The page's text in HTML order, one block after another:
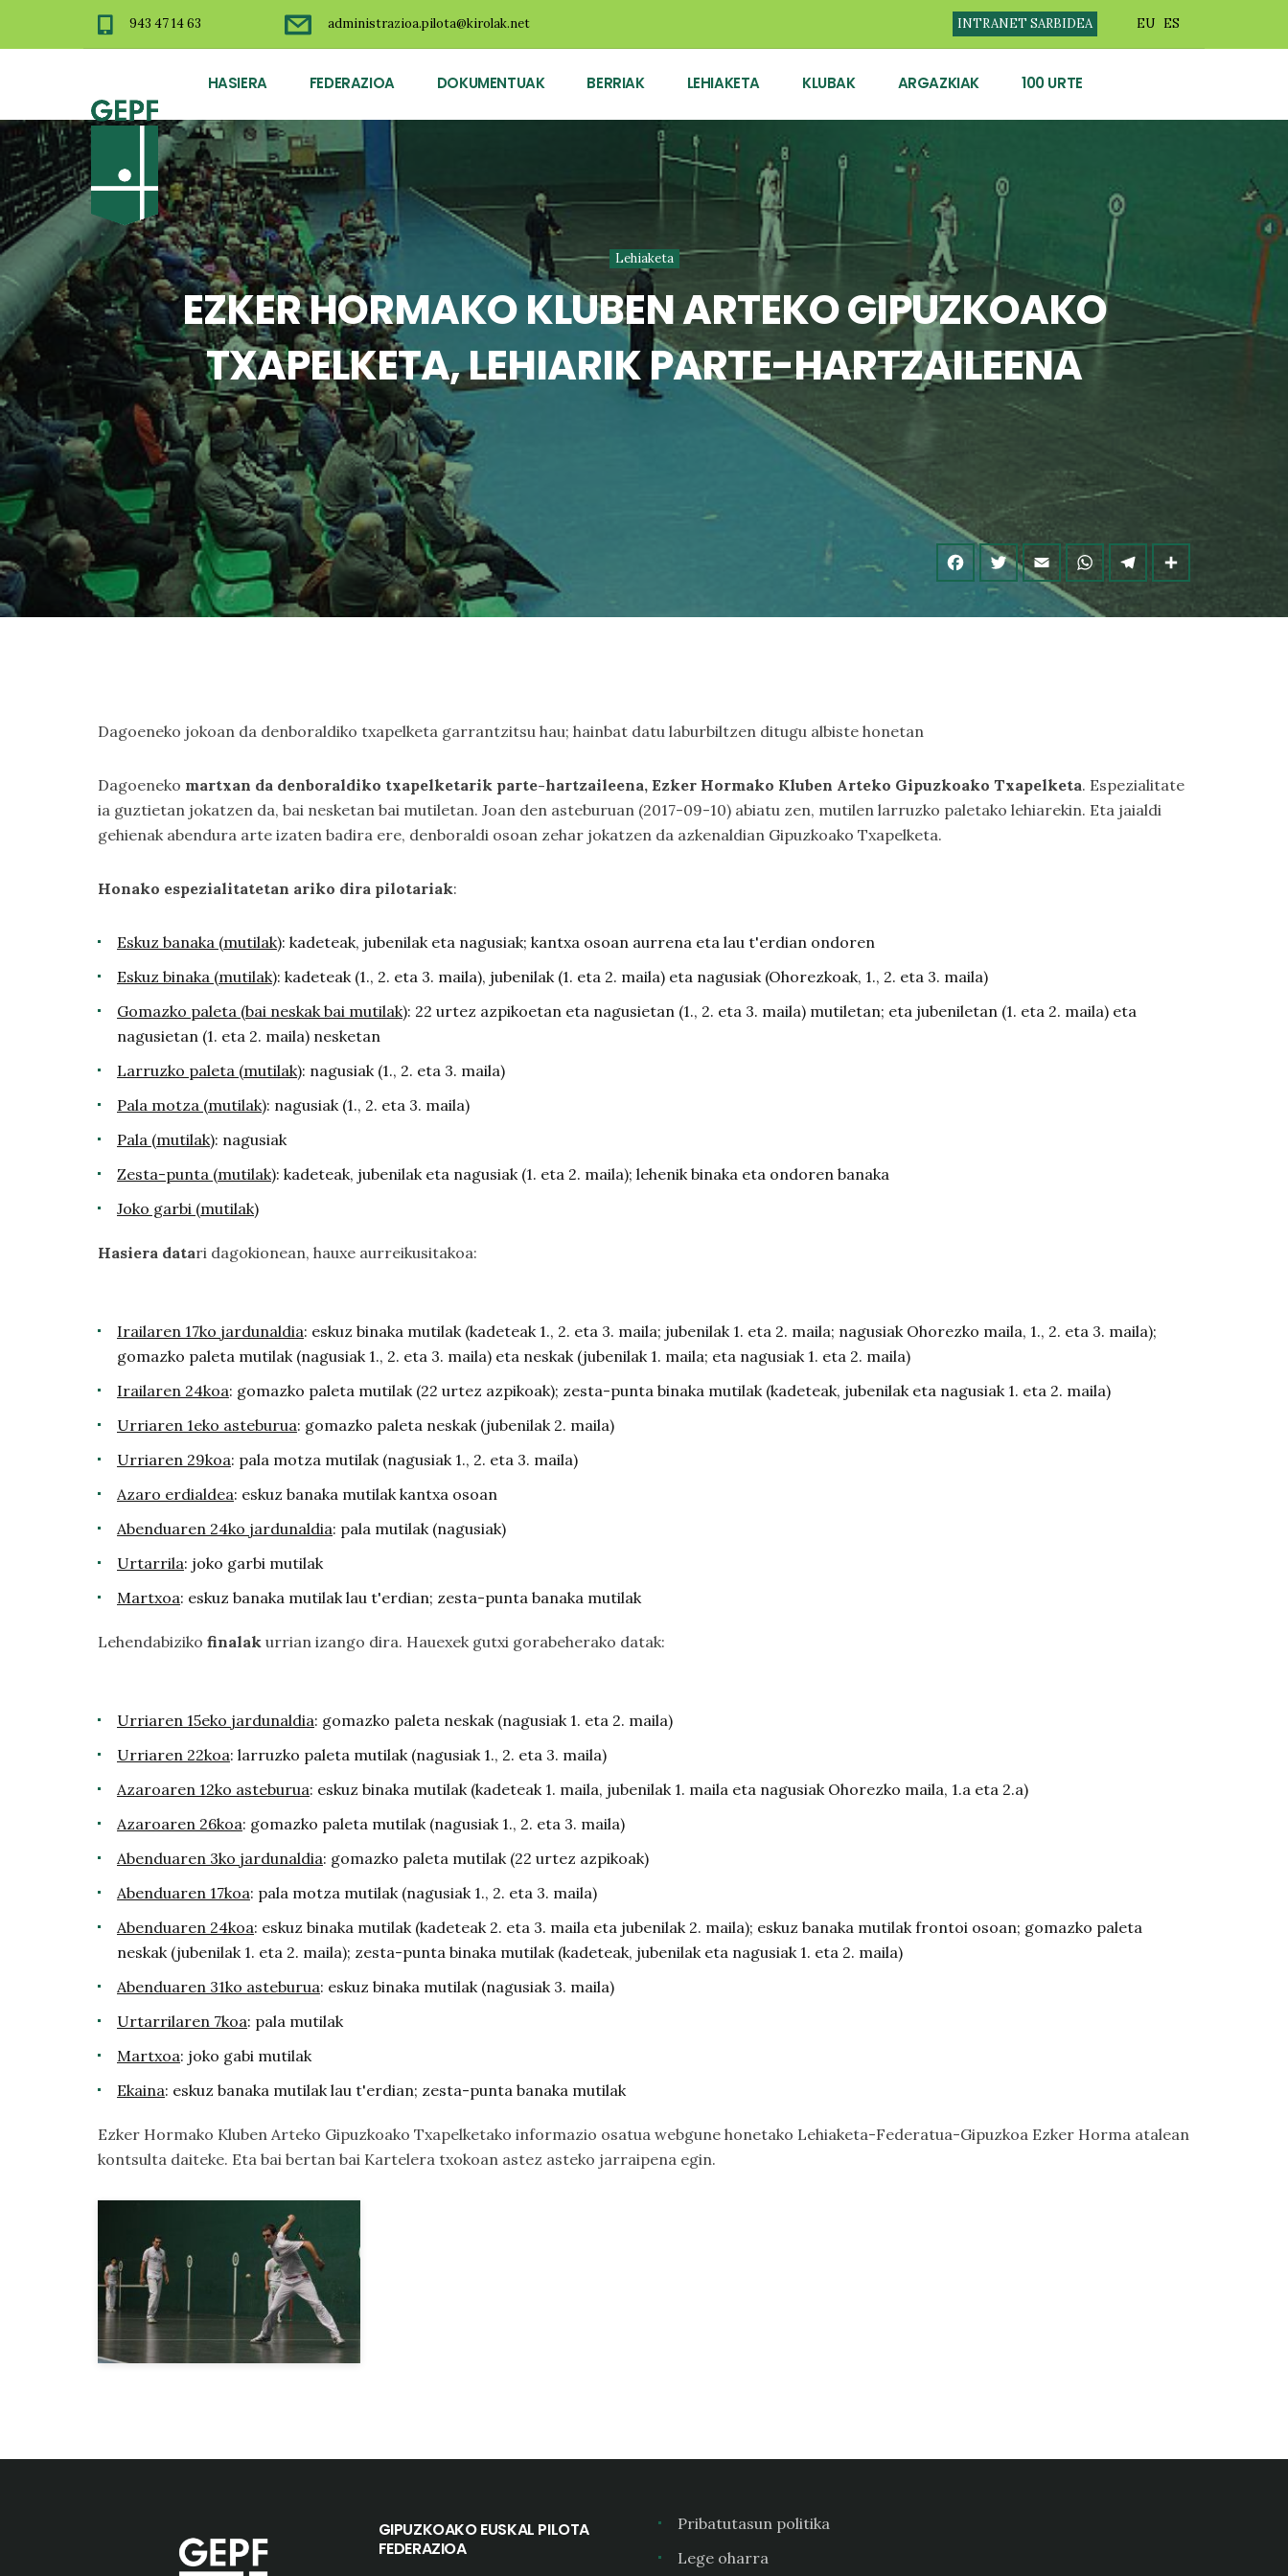
943 47 14 63 administrazioa.pilota@kirolak.net INTRANET SARBIDEA EU ES
HASIERA FEDERAZIOA DOKUMENTUAK BERRIAK LEHIAKETA KLUBAK ARGAZKIAK 100 URTE
Lehiaketa
EZKER HORMAKO KLUBEN ARTEKO GIPUZKOAKO
TXAPELKETA, LEHIARIK PARTE-HARTZAILEENA
Dagoeneko jokoan da denboraldiko txapelketa garrantzitsu hau; hainbat datu laburbiltzen ditugu albiste honetan
Dagoeneko martxan da denboraldiko txapelketarik parte-hartzaileena, Ezker Hormako Kluben Arteko Gipuzkoako Txapelketa. Espezialitate
ia guztietan jokatzen da, bai nesketan bai mutiletan. Joan den asteburuan (2017-09-10) abiatu zen, mutilen larruzko paletako lehiarekin. Eta jaialdi
gehienak abendura arte izaten badira ere, denboraldi osoan zehar jokatzen da azkenaldian Gipuzkoako Txapelketa.
Honako espezialitatetan ariko dira pilotariak:
Eskuz banaka (mutilak): kadeteak, jubenilak eta nagusiak; kantxa osoan aurrena eta lau t'erdian ondoren
Eskuz binaka (mutilak): kadeteak (1., 2. eta 3. maila), jubenilak (1. eta 2. maila) eta nagusiak (Ohorezkoak, 1., 2. eta 3. maila)
Gomazko paleta (bai neskak bai mutilak): 22 urtez azpikoetan eta nagusietan (1., 2. eta 3. maila) mutiletan; eta jubeniletan (1. eta 2. maila) eta
nagusietan (1. eta 2. maila) nesketan
Larruzko paleta (mutilak): nagusiak (1., 2. eta 3. maila)
Pala motza (mutilak): nagusiak (1., 2. eta 3. maila)
Pala (mutilak): nagusiak
Zesta-punta (mutilak): kadeteak, jubenilak eta nagusiak (1. eta 2. maila); lehenik binaka eta ondoren banaka
Joko garbi (mutilak)
Hasiera datari dagokionean, hauxe aurreikusitakoa:
Irailaren 17ko jardunaldia: eskuz binaka mutilak (kadeteak 1., 2. eta 3. maila; jubenilak 1. eta 2. maila; nagusiak Ohorezko maila, 1., 2. eta 3. maila);
gomazko paleta mutilak (nagusiak 1., 2. eta 3. maila) eta neskak (jubenilak 1. maila; eta nagusiak 1. eta 2. maila)
Irailaren 24koa: gomazko paleta mutilak (22 urtez azpikoak); zesta-punta binaka mutilak (kadeteak, jubenilak eta nagusiak 1. eta 2. maila)
Urriaren 1eko asteburua: gomazko paleta neskak (jubenilak 2. maila)
Urriaren 29koa: pala motza mutilak (nagusiak 1., 2. eta 3. maila)
Azaro erdialdea: eskuz banaka mutilak kantxa osoan
Abenduaren 24ko jardunaldia: pala mutilak (nagusiak)
Urtarrila: joko garbi mutilak
Martxoa: eskuz banaka mutilak lau t'erdian; zesta-punta banaka mutilak
Lehendabiziko finalak urrian izango dira. Hauexek gutxi gorabeherako datak:
Urriaren 15eko jardunaldia: gomazko paleta neskak (nagusiak 1. eta 2. maila)
Urriaren 22koa: larruzko paleta mutilak (nagusiak 1., 2. eta 3. maila)
Azaroaren 12ko asteburua: eskuz binaka mutilak (kadeteak 1. maila, jubenilak 1. maila eta nagusiak Ohorezko maila, 1.a eta 2.a)
Azaroaren 26koa: gomazko paleta mutilak (nagusiak 1., 2. eta 3. maila)
Abenduaren 3ko jardunaldia: gomazko paleta mutilak (22 urtez azpikoak)
Abenduaren 17koa: pala motza mutilak (nagusiak 1., 2. eta 3. maila)
Abenduaren 24koa: eskuz binaka mutilak (kadeteak 2. eta 3. maila eta jubenilak 2. maila); eskuz banaka mutilak frontoi osoan; gomazko paleta
neskak (jubenilak 1. eta 2. maila); zesta-punta binaka mutilak (kadeteak, jubenilak eta nagusiak 1. eta 2. maila)
Abenduaren 31ko asteburua: eskuz binaka mutilak (nagusiak 3. maila)
Urtarrilaren 7koa: pala mutilak
Martxoa: joko gabi mutilak
Ekaina: eskuz banaka mutilak lau t'erdian; zesta-punta banaka mutilak
Ezker Hormako Kluben Arteko Gipuzkoako Txapelketako informazio osatua webgune honetako Lehiaketa-Federatua-Gipuzkoa Ezker Horma atalean
kontsulta daiteke. Eta bai bertan bai Kartelera txokoan astez asteko jarraipena egin.
GIPUZKOAKO EUSKAL PILOTA
FEDERAZIOA
Pribatutasun politika
Lege oharra